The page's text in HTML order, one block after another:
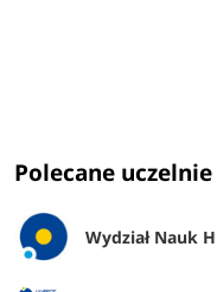
Polecane uczelnie
Wydział Nauk